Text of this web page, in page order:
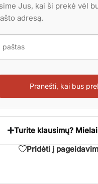
Jus, kai ši prekė vėl
adresą.
Pranešti, kai bus
Turite klausimų?
Pridėti į